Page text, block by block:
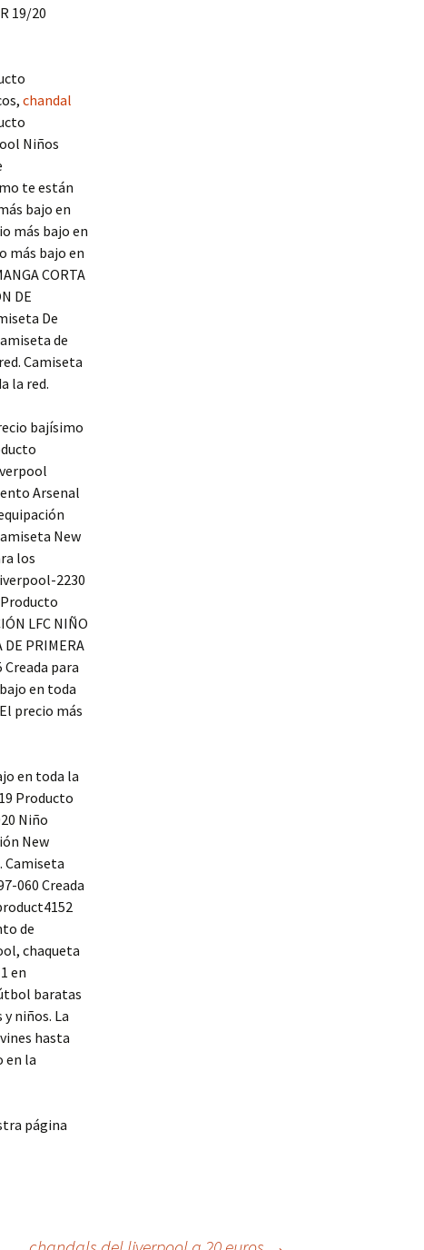
19/20
chandal
Niños
te están
bajo en
más bajo en
más bajo en
CORTA
DE
De
de
Camiseta
la red.
bajísimo
Arsenal
New
los
2230
LFC NIÑO
PRIMERA
Creada para
en toda
precio más
en toda la
Producto
Niño
New
Camiseta
060 Creada
de
chaqueta
en
baratas
niños. La
hasta
en la
página